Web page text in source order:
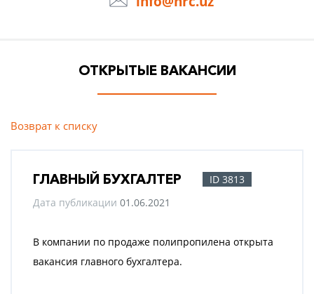
ОТКРЫТЫЕ ВАКАНСИИ
Возврат к списку
ГЛАВНЫЙ БУХГАЛТЕР
ID 3813
Дата публикации 01.06.2021
В компании по продаже полипропилена открыта
вакансия главного бухгалтера.